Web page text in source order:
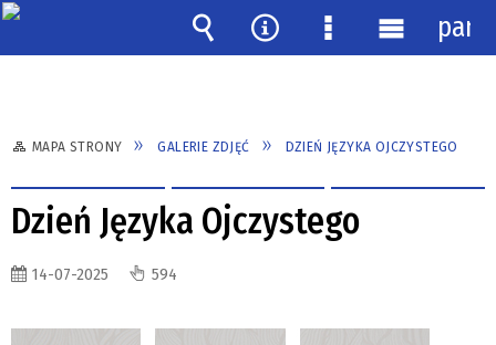
MAPA STRONY GALERIE ZDJĘĆ DZIEŃ JĘZYKA OJCZYSTEGO
Dzień Języka Ojczystego
14-07-2025 594
Wyszukiwarka
Narzędzia
MenuMenu